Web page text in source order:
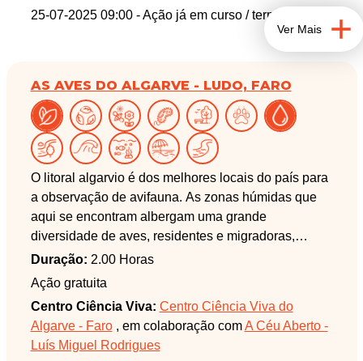
25-07-2025 09:00 - Ação já em curso / terminada
Ver Mais
AS AVES DO ALGARVE - LUDO, FARO
O litoral algarvio é dos melhores locais do país para
a observação de avifauna. As zonas húmidas que
aqui se encontram albergam uma grande
diversidade de aves, residentes e migradoras,
facilmente observáveis a partir dos pontos por nós
selecionados. Se tem interesse, ou mesmo só
curiosidade, por estes extraordinários animais,
venha connosco descobrir as espécies mais
comuns (e, quem sabe, até alguma raridade!) que
existem no concelho de Faro.
Duração: 2.00 Horas
Ação gratuita
Centro Ciência Viva: Centro Ciência Viva do
Algarve - Faro, em colaboração comA Céu Aberto -
Luís Miguel Rodrigues